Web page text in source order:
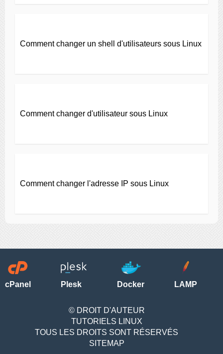
Comment changer un shell d'utilisateurs sous Linux
Comment changer d'utilisateur sous Linux
Comment changer l'adresse IP sous Linux
cPanel Plesk Docker LAMP
© DROIT D'AUTEUR
TUTORIELS LINUX
TOUS LES DROITS SONT RÉSERVÉS
SITEMAP